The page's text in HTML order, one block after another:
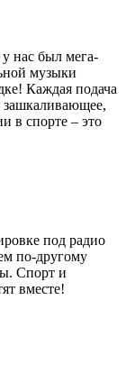
нас был мега-
музыки
Каждая подача
зашкаливающее,
в спорте – это
под радио
по-другому
Спорт и
вместе!